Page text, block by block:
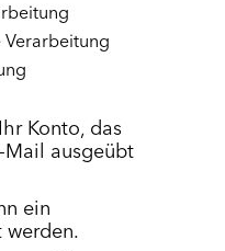
Konto, das
Mail ausgeübt
ein
werden.